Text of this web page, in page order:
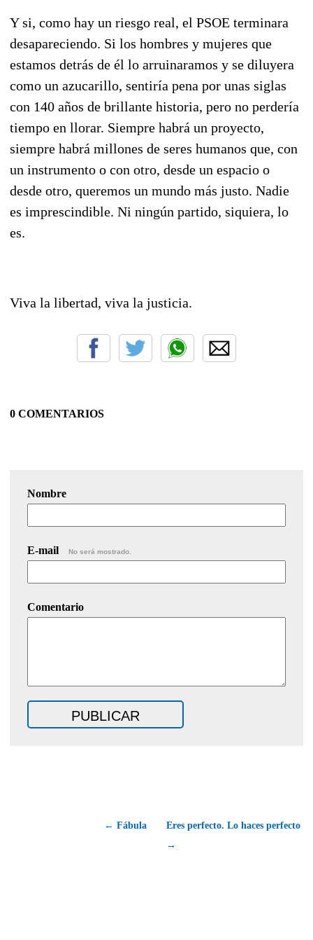
Y si, como hay un riesgo real, el PSOE terminara
desapareciendo. Si los hombres y mujeres que
estamos detrás de él lo arruinaramos y se diluyera
como un azucarillo, sentiría pena por unas siglas
con 140 años de brillante historia, pero no perdería
tiempo en llorar. Siempre habrá un proyecto,
siempre habrá millones de seres humanos que, con
un instrumento o con otro, desde un espacio o
desde otro, queremos un mundo más justo. Nadie
es imprescindible. Ni ningún partido, siquiera, lo
es.
Viva la libertad, viva la justicia.
0 COMENTARIOS
Nombre
E-mail No será mostrado.
Comentario
← Fábula
Eres perfecto. Lo haces perfecto
→